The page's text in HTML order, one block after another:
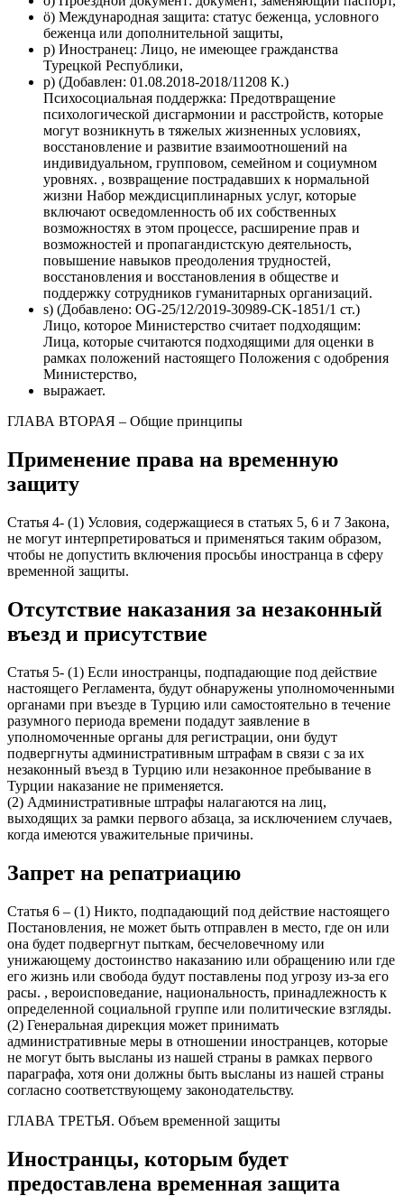
ö) Международная защита: статус беженца, условного
беженца или дополнительной защиты,
р) Иностранец: Лицо, не имеющее гражданства
Турецкой Республики,
р) (Добавлен: 01.08.2018-2018/11208 К.)
Психосоциальная поддержка: Предотвращение
психологической дисгармонии и расстройств, которые
могут возникнуть в тяжелых жизненных условиях,
восстановление и развитие взаимоотношений на
индивидуальном, групповом, семейном и социумном
уровнях. , возвращение пострадавших к нормальной
жизни Набор междисциплинарных услуг, которые
включают осведомленность об их собственных
возможностях в этом процессе, расширение прав и
возможностей и пропагандистскую деятельность,
повышение навыков преодоления трудностей,
восстановления и восстановления в обществе и
поддержку сотрудников гуманитарных организаций.
s) (Добавлено: OG-25/12/2019-30989-CK-1851/1 ст.)
Лицо, которое Министерство считает подходящим:
Лица, которые считаются подходящими для оценки в
рамках положений настоящего Положения с одобрения
Министерство,
выражает.
ГЛАВА ВТОРАЯ – Общие принципы
Применение права на временную
защиту
Статья 4- (1) Условия, содержащиеся в статьях 5, 6 и 7 Закона,
не могут интерпретироваться и применяться таким образом,
чтобы не допустить включения просьбы иностранца в сферу
временной защиты.
Отсутствие наказания за незаконный
въезд и присутствие
Статья 5- (1) Если иностранцы, подпадающие под действие
настоящего Регламента, будут обнаружены уполномоченными
органами при въезде в Турцию или самостоятельно в течение
разумного периода времени подадут заявление в
уполномоченные органы для регистрации, они будут
подвергнуты административным штрафам в связи с за их
незаконный въезд в Турцию или незаконное пребывание в
Турции наказание не применяется.
(2) Административные штрафы налагаются на лиц,
выходящих за рамки первого абзаца, за исключением случаев,
когда имеются уважительные причины.
Запрет на репатриацию
Статья 6 – (1) Никто, подпадающий под действие настоящего
Постановления, не может быть отправлен в место, где он или
она будет подвергнут пыткам, бесчеловечному или
унижающему достоинство наказанию или обращению или где
его жизнь или свобода будут поставлены под угрозу из-за его
расы. , вероисповедание, национальность, принадлежность к
определенной социальной группе или политические взгляды.
(2) Генеральная дирекция может принимать
административные меры в отношении иностранцев, которые
не могут быть высланы из нашей страны в рамках первого
параграфа, хотя они должны быть высланы из нашей страны
согласно соответствующему законодательству.
ГЛАВА ТРЕТЬЯ. Объем временной защиты
Иностранцы, которым будет
предоставлена ​​временная защита